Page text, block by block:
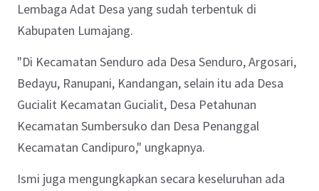
Lembaga Adat Desa yang sudah terbentuk di
Kabupaten Lumajang.
"Di Kecamatan Senduro ada Desa Senduro, Argosari,
Bedayu, Ranupani, Kandangan, selain itu ada Desa
Gucialit Kecamatan Gucialit, Desa Petahunan
Kecamatan Sumbersuko dan Desa Penanggal
Kecamatan Candipuro," ungkapnya.
Ismi juga mengungkapkan secara keseluruhan ada